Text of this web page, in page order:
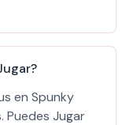
en Spunky
Puedes Jugar